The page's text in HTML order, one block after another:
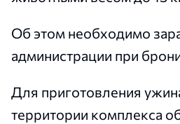
Об этом необходимо
администрации при
Для приготовления
территории комплекса